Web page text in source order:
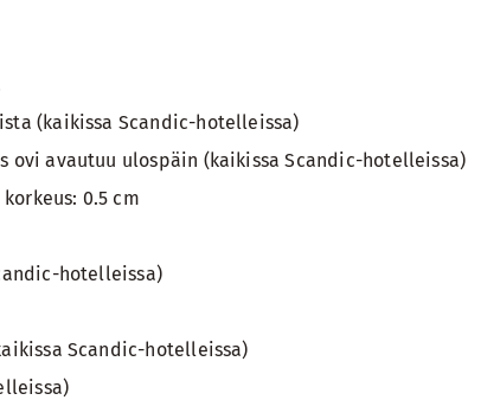
(kaikissa Scandic-hotelleissa)
ovi avautuu ulospäin (kaikissa Scandic-hotelleissa)
0.5 cm
hotelleissa)
Scandic-hotelleissa)